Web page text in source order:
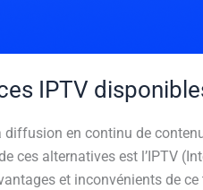
IPTV
en continu de
ces alternatives est l’IPTV
et inconvénients de